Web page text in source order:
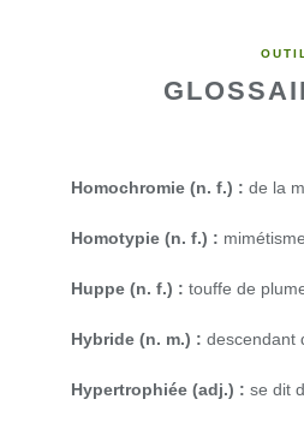
Homochromie (n. f.) : de la
Homotypie (n. f.) :
Huppe (n. f.) : touffe de
Hybride (n. m.) : descendant
Hypertrophiée (adj.) : se dit